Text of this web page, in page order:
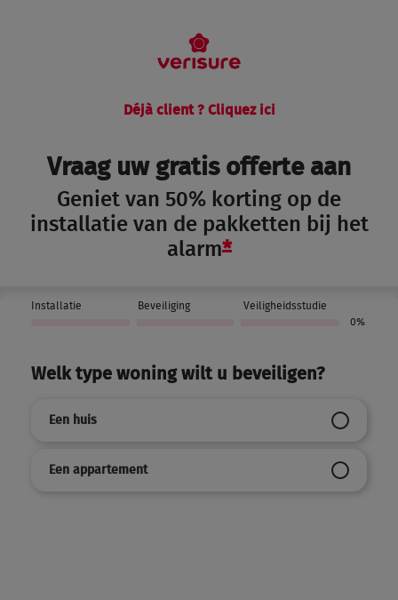
Déjà client ? Cliquez ici
Vraag uw gratis offerte aan
Geniet van 50% korting op de
installatie van de pakketten bij het
alarm*
Installatie Beveiliging
Veiligheidsstudie
0%
Welk type woning wilt u beveiligen?
Een huis
Een appartement